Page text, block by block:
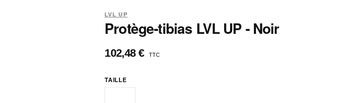
LVL UP
Protège-tibias LVL UP - Noir
102,48 € TTC
TAILLE